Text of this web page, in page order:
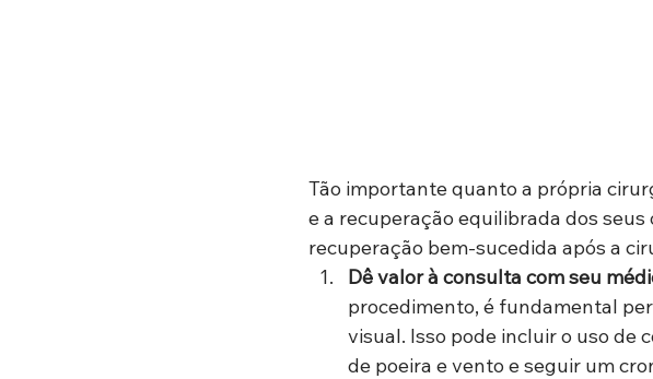
Tão importante quanto a própria
e a recuperação equilibrada dos
recuperação bem-sucedida após a
Dê valor à consulta com seu
procedimento, é fundamental
visual. Isso pode incluir o uso de
de poeira e vento e seguir um